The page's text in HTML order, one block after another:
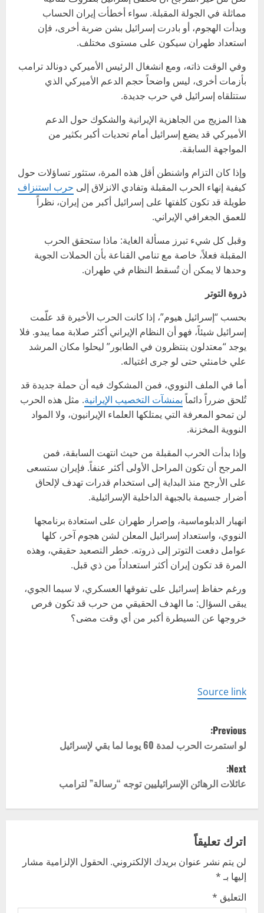
مماثلة في الجولة المقبلة. سواء أخطأت إيران الحساب
وبدأت الهجوم، أو بادرت إسرائيل بشن ضربة أخرى، فإن
استعداد طهران سيكون على مستوى مختلف.
وفي الوقت ذاته، ومع انشغال الرئيس الأميركي دونالد ترامب
بأزمات أخرى، ليس واضحاً حجم الدعم الأميركي الذي
ستتلقاه إسرائيل في حرب جديدة.
هذا المزيج من الجاهزية الإيرانية والشكوك حول الدعم
الأميركي قد يضع إسرائيل أمام تحديات أكبر بكثير من
المواجهة السابقة.
وإذا كان التزام واشنطن أقل هذه المرة، ستثور تساؤلات حول
كيفية إنهاء الحرب المقبلة وتفادي الانزلاق إلى حرب استنزاف
طويلة قد تكون كلفتها على إسرائيل أكبر من إيران، نظراً
للعمق الجغرافي الإيراني.
وقبل كل شيء تبرز مسألة الغاية: ماذا ستحقق الحرب
المقبلة فعلاً، خاصة مع تنامي القناعة بأن الحملات الجوية
وحدها لا يمكن أن تُسقط النظام في طهران.
ذروة التوتر
بحسب “إسرائيل هيوم”، إذا كانت الحرب الأخيرة قد علّمت
إسرائيل شيئاً، فهو أن النظام الإيراني أكثر صلابة مما يبدو. فلا
يوجد “معتدلون ينتظرون في الطابور” ليحلوا مكان المرشد
علي خامنئي حتى لو جرى اغتياله.
أما في الملف النووي، فمن المشكوك فيه أن حملة جديدة قد
تُلحق ضرراً دائماًبمنشآت التخصيب الإيرانية. مثل هذه الحرب
لن تمحو المعرفة التي يمتلكها العلماء الإيرانيون، ولا المواد
النووية المخزنة.
وإذا بدأت الحرب المقبلة من حيث انتهت السابقة، فمن
المرجح أن تكون المراحل الأولى أكثر عنفاً. فإيران ستسعى
على الأرجح منذ البداية إلى استخدام قدرات تهدف لإلحاق
أضرار جسيمة بالجبهة الداخلية الإسرائيلية.
انهيار الدبلوماسية، وإصرار طهران على استعادة برنامجها
النووي، واستعداد إسرائيل المعلن لشن هجوم آخر، كلها
عوامل دفعت التوتر إلى ذروته. خطر التصعيد حقيقي، وهذه
المرة قد تكون إيران أكثر استعداداً من ذي قبل.
ورغم حفاظ إسرائيل على تفوقها العسكري، لا سيما الجوي،
يبقى السؤال: ما الهدف الحقيقي من حرب قد تكون فرص
خروجها عن السيطرة أكبر من أي وقت مضى؟
Source link
P
o
s
a
v
i
Previous:
لو استمرت الحرب لمدة 60 يوما لما بقي لإسرائيل
Next:
عائلات الرهائن الإسرائيليين توجه “رسالة” لترامب
اترك تعليقاً
لن يتم نشر عنوان بريدك الإلكتروني. الحقول الإلزامية مشار
إليها بـ*
التعليق *